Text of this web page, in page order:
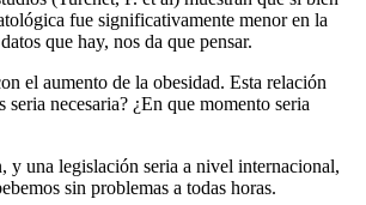
fue significativamente menor en la
que hay, nos da que pensar.
el aumento de la obesidad. Esta relación
necesaria? ¿En que momento seria
y una legislación seria a nivel internacional,
sin problemas a todas horas.